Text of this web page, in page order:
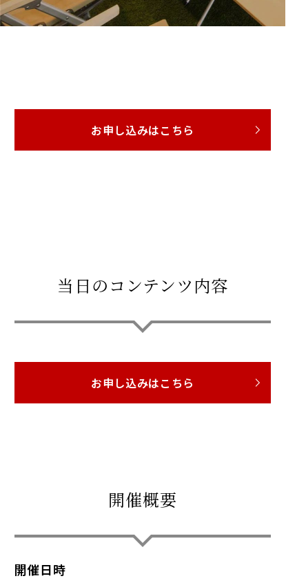
お申し込みはこちら
当日のコンテンツ内容
お申し込みはこちら
開催概要
開催日時